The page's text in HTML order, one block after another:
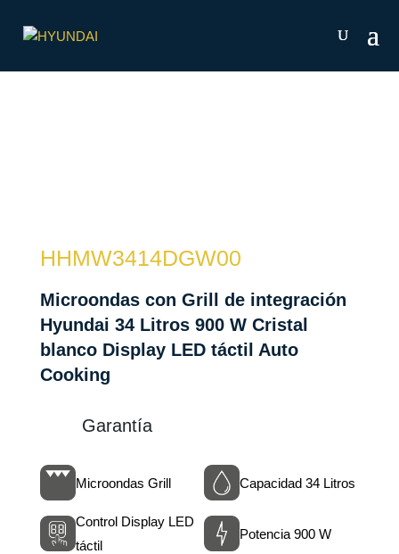
HHMW3414DGW00
Microondas con Grill de integración
Hyundai 34 Litros 900 W Cristal
blanco Display LED táctil Auto
Cooking
Garantía
Microondas Grill Capacidad 34 Litros
Control Display LED
táctil
Potencia 900 W